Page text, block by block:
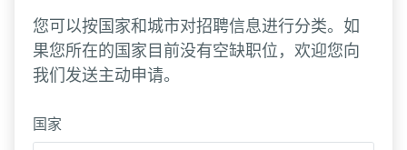
您可以按国家和城市对招聘信息进行分类。如
果您所在的国家目前没有空缺职位，欢迎您向
我们发送主动申请。
国家